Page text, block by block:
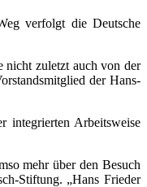
verfolgt die Deutsche
nicht zuletzt auch von der
der Hans-
integrierten Arbeitsweise
mehr über den Besuch
Stiftung. „Hans Frieder